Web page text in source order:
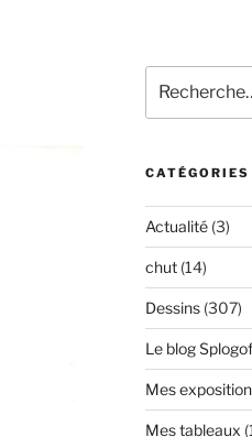
pour
:
CATÉGORIES
Actualité(3)
chut(14)
Dessins(307)
Le blog
Mes
Mes tableaux